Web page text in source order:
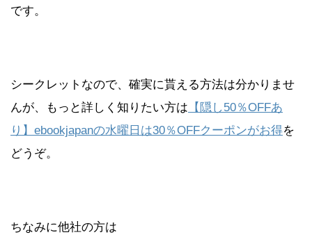
です。
シークレットなので、確実に貰える方法は分かりませ
んが、もっと詳しく知りたい方は 【隠し50％OFFあ
り】ebookjapanの水曜日は30％OFFクーポンがお得を
どうぞ。
ちなみに他社の方は